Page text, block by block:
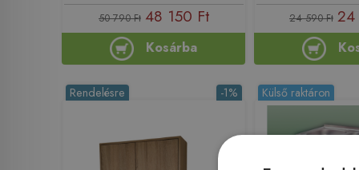
50 790 Ft 48 150 Ft
Kosárba
24 590 Ft 24
-1%
Rendelésre Külső raktáron